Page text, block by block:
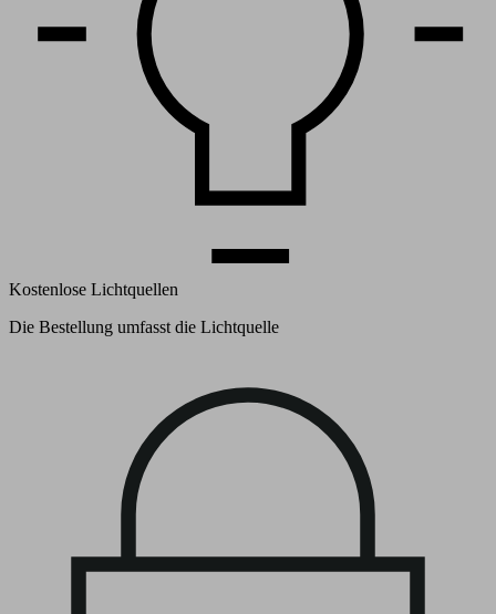
Kostenlose Lichtquellen
Die Bestellung umfasst die Lichtquelle